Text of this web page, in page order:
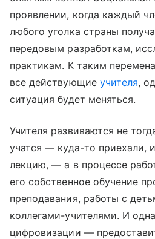
проявлении, когда каждый
любого уголка страны
передовым разработкам,
практикам. К таким
все действующие учителя,
ситуация будет меняться.
Учителя развиваются не
учатся — куда-то приехали,
лекцию, — а в процессе
его собственное обучение
преподавания, работы с
коллегами-учителями. И
цифровизации —